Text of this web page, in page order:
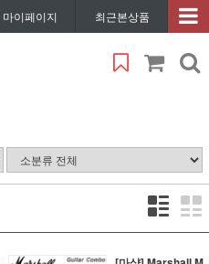
마이페이지 최근본상품